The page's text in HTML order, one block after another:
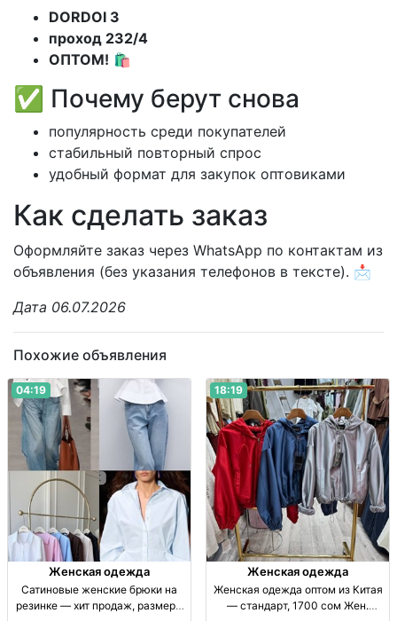
DORDOI 3
проход 232/4
ОПТОМ! 🛍️
✅ Почему берут снова
популярность среди покупателей
стабильный повторный спрос
удобный формат для закупок оптовиками
Как сделать заказ
Оформляйте заказ через WhatsApp по контактам из
объявления (без указания телефонов в тексте). 📩
Дата 06.07.2026
Похожие объявления
04:19
Женская одежда
Сатиновые женские брюки на
резинке — хит продаж, размеры
18:19
Женская одежда
Женская одежда оптом из Китая
— стандарт, 1700 сом Жен.